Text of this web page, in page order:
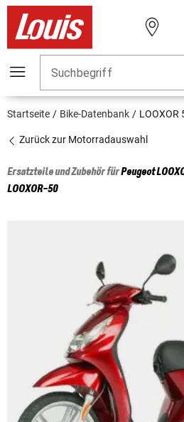
Suchbegriff
Startseite Bike-Datenbank LOOXOR
Zurück zur Motorradauswahl
Ersatzteile und Zubehör fürPeugeot
LOOXOR-50